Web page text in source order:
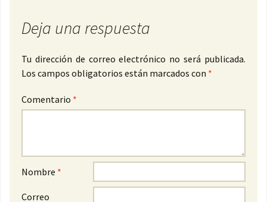
Deja una respuesta
Tu dirección de correo electrónico no será publicada.
Los campos obligatorios están marcados con *
Comentario *
Nombre *
Correo